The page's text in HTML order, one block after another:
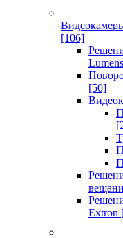
[106]
Lumens
[50]
Extron